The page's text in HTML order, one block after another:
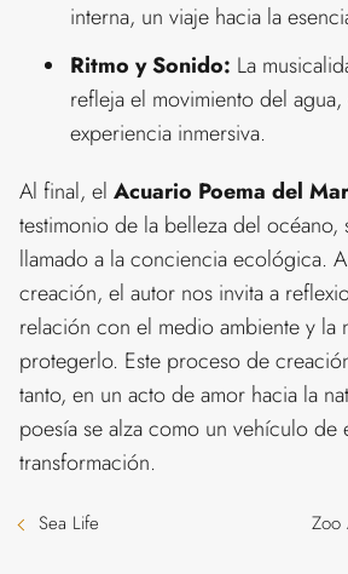
interna, un viaje hacia la
Ritmo y Sonido: La
refleja el movimiento del
experiencia inmersiva.
Al final, el Acuario Poema del Mar
testimonio de la belleza del océano,
llamado a la conciencia ecológica.
creación, el autor nos invita a
relación con el medio ambiente y la
protegerlo. Este proceso de
tanto, en un acto de amor hacia la
poesía se alza como un vehículo de
transformación.
Sea Life Zoo